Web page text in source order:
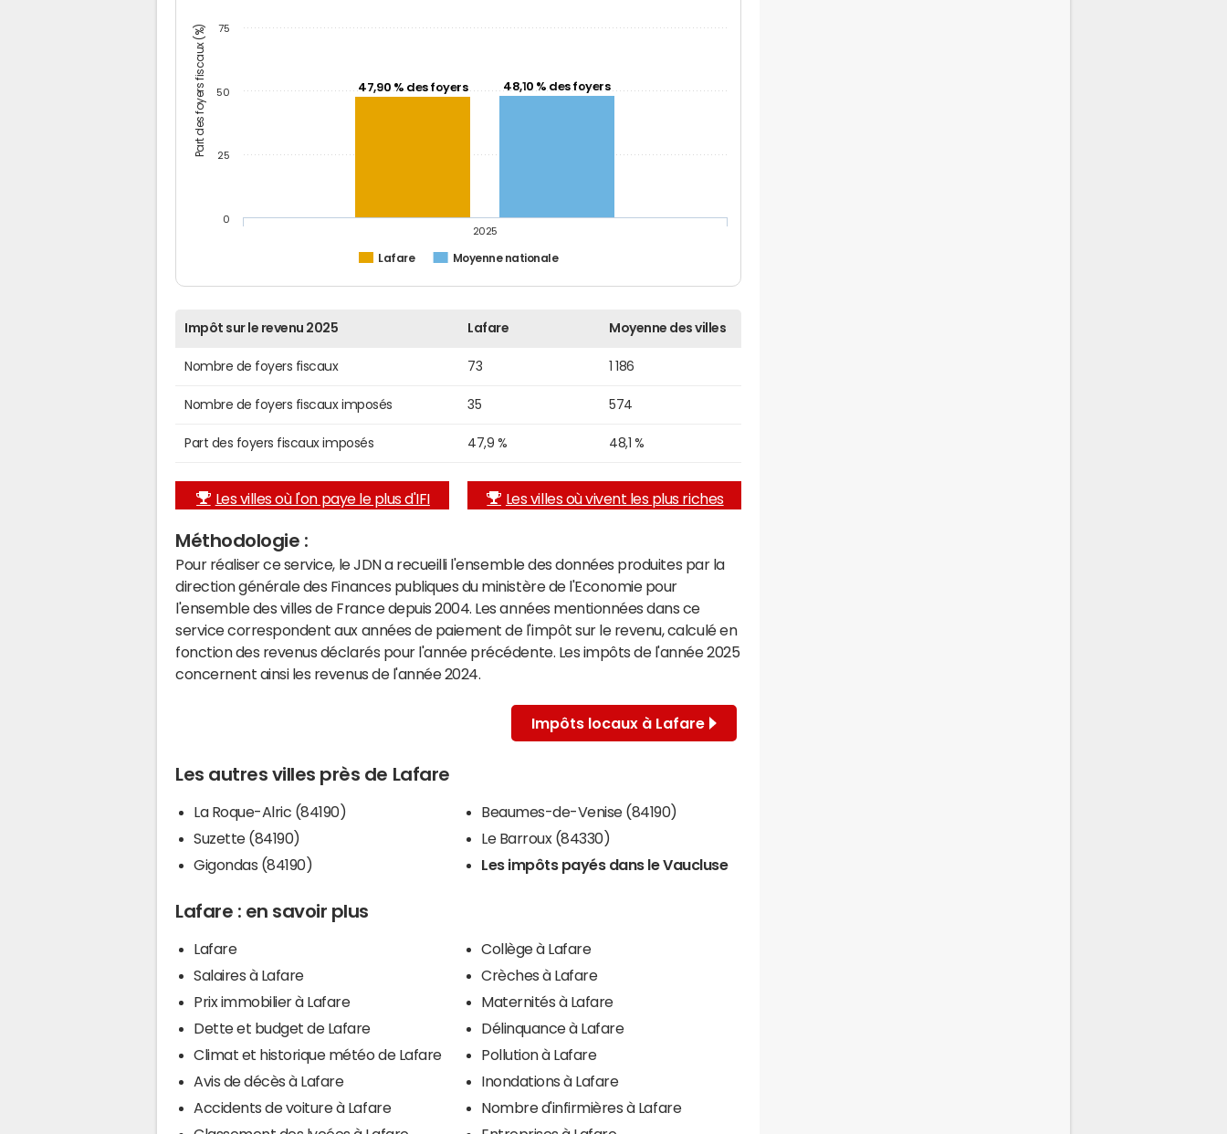
Part des foyers fiscaux (%) 47,90 % des foyers 48,10 % des foyers
Lafare Moyenne nationale
2025
0
25
50
75
Impôt sur le revenu 2025 Lafare Moyenne des villes
Nombre de foyers fiscaux 73 1 186
Nombre de foyers fiscaux imposés 35 574
Part des foyers fiscaux imposés 47,9 % 48,1 %
Les villes où l'on paye le plus d'IFI Les villes où vivent les plus riches
Méthodologie :
Pour réaliser ce service, le JDN a recueilli l'ensemble des données produites par la
direction générale des Finances publiques du ministère de l'Economie pour
l'ensemble des villes de France depuis 2004. Les années mentionnées dans ce
service correspondent aux années de paiement de l'impôt sur le revenu, calculé en
fonction des revenus déclarés pour l'année précédente. Les impôts de l'année 2025
concernent ainsi les revenus de l'année 2024.
Impôts locaux à Lafare
Les autres villes près de Lafare
La Roque-Alric (84190)
Suzette (84190)
Gigondas (84190)
Beaumes-de-Venise (84190)
Le Barroux (84330)
Les impôts payés dans le Vaucluse
Lafare : en savoir plus
Lafare
Salaires à Lafare
Prix immobilier à Lafare
Dette et budget de Lafare
Climat et historique météo de Lafare
Avis de décès à Lafare
Accidents de voiture à Lafare
Collège à Lafare
Crèches à Lafare
Maternités à Lafare
Délinquance à Lafare
Pollution à Lafare
Inondations à Lafare
Nombre d'infirmières à Lafare